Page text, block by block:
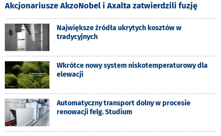
Akcjonariusze AkzoNobel i Axalta zatwierdzili fuzję
Największe źródła ukrytych kosztów w
tradycyjnych
Wkrótce nowy system niskotemperaturowy dla
elewacji
Automatyczny transport dolny w procesie
renowacji felg. Studium